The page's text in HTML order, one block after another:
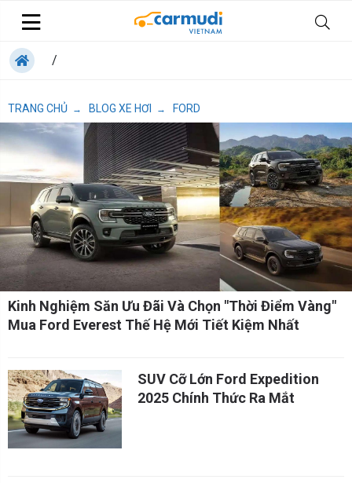
/
TRANG CHỦ → BLOG XE HƠI → FORD
Kinh Nghiệm Săn Ưu Đãi Và Chọn "Thời Điểm Vàng"
Mua Ford Everest Thế Hệ Mới Tiết Kiệm Nhất
SUV Cỡ Lớn Ford Expedition
2025 Chính Thức Ra Mắt